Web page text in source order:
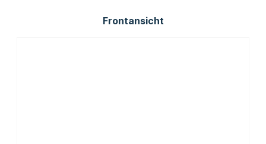
Frontansicht